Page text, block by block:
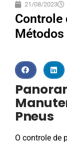
21/08/2023
Controle
Métodos
Pneus
O controle de